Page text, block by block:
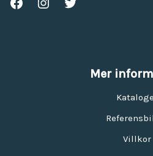
Mer
Villkor